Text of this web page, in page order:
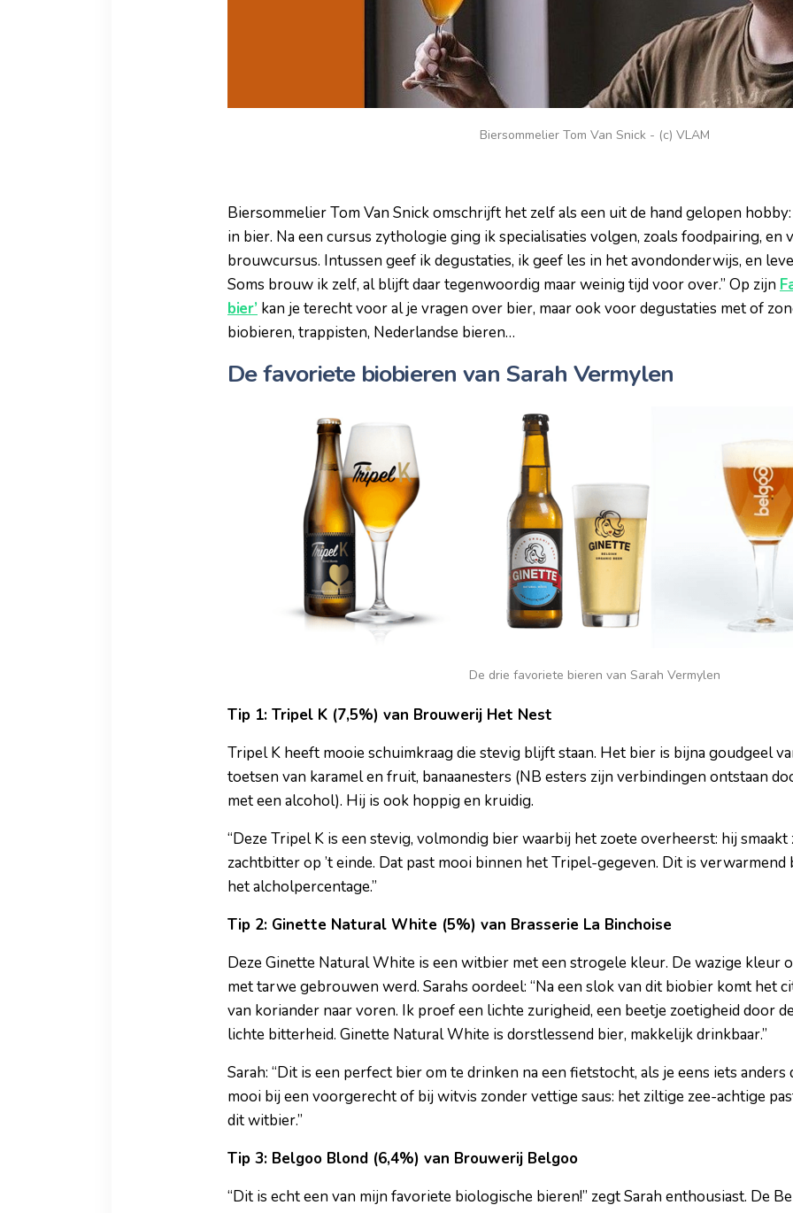
Biersommelier Tom Van Snick - (c) VLAM
Biersommelier Tom Van Snick omschrijft het zelf als een uit de hand gelopen
in bier. Na een cursus zythologie ging ik specialisaties volgen, zoals foodpairing, en
brouwcursus. Intussen geef ik degustaties, ik geef les in het avondonderwijs, en
Soms brouw ik zelf, al blijft daar tegenwoordig maar weinig tijd voor over.” Op zijn
bier’ kan je terecht voor al je vragen over bier, maar ook voor degustaties met of
biobieren, trappisten, Nederlandse bieren…
De favoriete biobieren van Sarah Vermylen
De drie favoriete bieren van Sarah Vermylen
Tip 1: Tripel K (7,5%) van Brouwerij Het Nest
Tripel K heeft mooie schuimkraag die stevig blijft staan. Het bier is bijna goudgeel
toetsen van karamel en fruit, banaanesters (NB esters zijn verbindingen ontstaan
met een alcohol). Hij is ook hoppig en kruidig.
“Deze Tripel K is een stevig, volmondig bier waarbij het zoete overheerst: hij
zachtbitter op ’t einde. Dat past mooi binnen het Tripel-gegeven. Dit is
het alcholpercentage.”
Tip 2: Ginette Natural White (5%) van Brasserie La Binchoise
Deze Ginette Natural White is een witbier met een strogele kleur. De wazige kleur
met tarwe gebrouwen werd. Sarahs oordeel: “Na een slok van dit biobier komt het
van koriander naar voren. Ik proef een lichte zurigheid, een beetje zoetigheid door
lichte bitterheid. Ginette Natural White is dorstlessend bier, makkelijk drinkbaar.”
Sarah: “Dit is een perfect bier om te drinken na een fietstocht, als je eens iets
mooi bij een voorgerecht of bij witvis zonder vettige saus: het ziltige zee-achtige
dit witbier.”
Tip 3: Belgoo Blond (6,4%) van Brouwerij Belgoo
“Dit is echt een van mijn favoriete biologische bieren!” zegt Sarah enthousiast. De